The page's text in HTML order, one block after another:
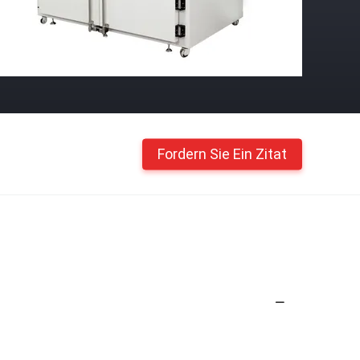
Fordern Sie Ein Zitat